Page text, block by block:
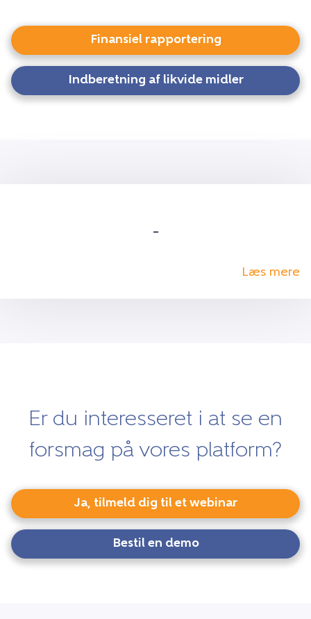
Finansiel rapportering
Indberetning af likvide midler
–
Læs mere
Er du interesseret i at se en
forsmag på vores platform?
Ja, tilmeld dig til et webinar
Bestil en demo